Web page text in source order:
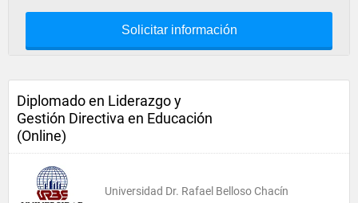
Solicitar información
Diplomado en Liderazgo y
Gestión Directiva en Educación
(Online)
Universidad Dr. Rafael Belloso Chacín